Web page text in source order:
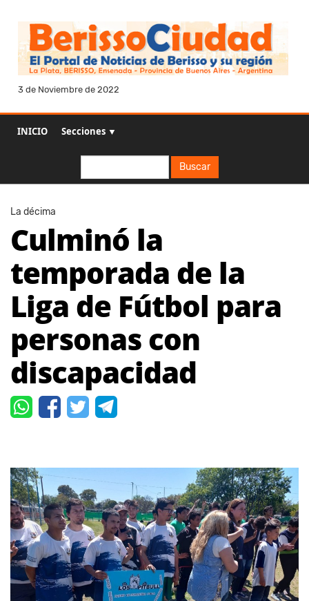
3 de Noviembre de 2022
INICIO Secciones ▼
Buscar
La décima
Culminó la
temporada de la
Liga de Fútbol para
personas con
discapacidad